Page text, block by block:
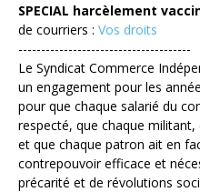
SPECIAL harcèlement
de courriers : Vos droits
--------------------------------------
Le Syndicat Commerce
un engagement pour les
pour que chaque salarié du
respecté, que chaque
et que chaque patron ait en
contrepouvoir efficace et
précarité et de révolutions